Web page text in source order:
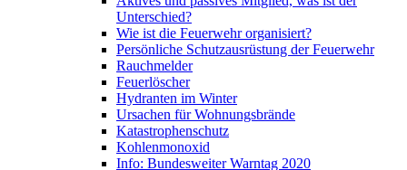
Unterschied?
Wie ist die Feuerwehr organisiert?
Persönliche Schutzausrüstung der Feuerwehr
Rauchmelder
Feuerlöscher
Hydranten im Winter
Ursachen für Wohnungsbrände
Katastrophenschutz
Kohlenmonoxid
Info: Bundesweiter Warntag 2020